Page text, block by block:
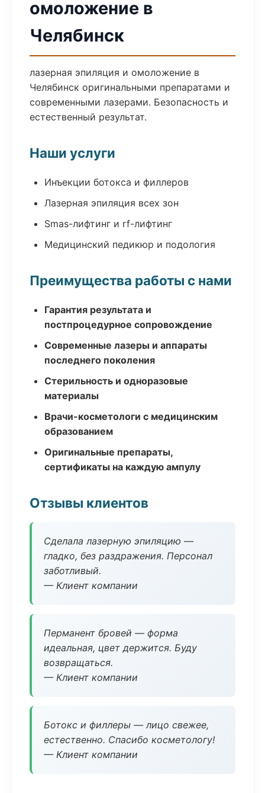
омоложение в
Челябинск
лазерная эпиляция и омоложение в
Челябинск оригинальными препаратами и
современными лазерами. Безопасность и
естественный результат.
Наши услуги
Инъекции ботокса и филлеров
Лазерная эпиляция всех зон
Smas-лифтинг и rf-лифтинг
Медицинский педикюр и подология
Преимущества работы с нами
Гарантия результата и
постпроцедурное сопровождение
Современные лазеры и аппараты
последнего поколения
Стерильность и одноразовые
материалы
Врачи-косметологи с медицинским
образованием
Оригинальные препараты,
сертификаты на каждую ампулу
Отзывы клиентов
Сделала лазерную эпиляцию —
гладко, без раздражения. Персонал
заботливый.
— Клиент компании
Перманент бровей — форма
идеальная, цвет держится. Буду
возвращаться.
— Клиент компании
Ботокс и филлеры — лицо свежее,
естественно. Спасибо косметологу!
— Клиент компании